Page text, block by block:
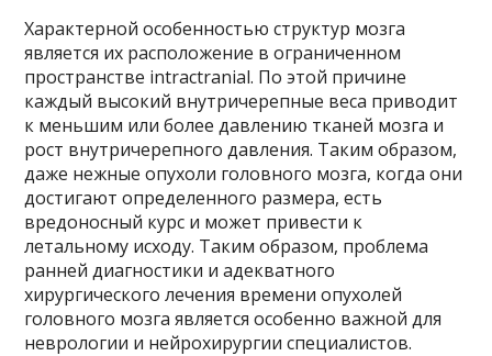
Характерной особенностью структур мозга
является их расположение в ограниченном
пространстве intractranial. По этой причине
каждый высокий внутричерепные веса приводит
к меньшим или более давлению тканей мозга и
рост внутричерепного давления. Таким образом,
даже нежные опухоли головного мозга, когда они
достигают определенного размера, есть
вредоносный курс и может привести к
летальному исходу. Таким образом, проблема
ранней диагностики и адекватного
хирургического лечения времени опухолей
головного мозга является особенно важной для
неврологии и нейрохирургии специалистов.